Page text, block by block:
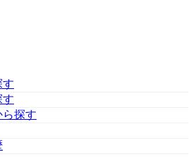
す
す
探す